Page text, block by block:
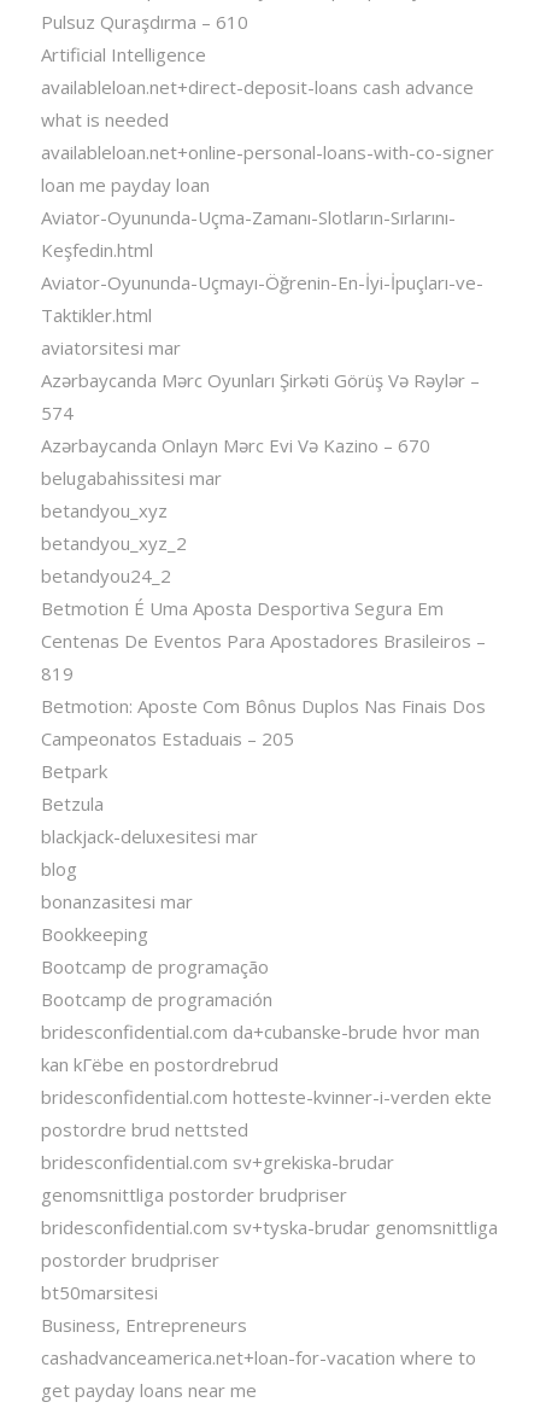
Pulsuz Quraşdırma – 610
Artificial Intelligence
availableloan.net+direct-deposit-loans cash advance
what is needed
availableloan.net+online-personal-loans-with-co-signer
loan me payday loan
Aviator-Oyununda-Uçma-Zamanı-Slotların-Sırlarını-
Keşfedin.html
Aviator-Oyununda-Uçmayı-Öğrenin-En-İyi-İpuçları-ve-
Taktikler.html
aviatorsitesi mar
Azərbaycanda Mərc Oyunları Şirkəti Görüş Və Rəylər –
574
Azərbaycanda Onlayn Mərc Evi Və Kazino – 670
belugabahissitesi mar
betandyou_xyz
betandyou_xyz_2
betandyou24_2
Betmotion É Uma Aposta Desportiva Segura Em
Centenas De Eventos Para Apostadores Brasileiros –
819
Betmotion: Aposte Com Bônus Duplos Nas Finais Dos
Campeonatos Estaduais – 205
Betpark
Betzula
blackjack-deluxesitesi mar
blog
bonanzasitesi mar
Bookkeeping
Bootcamp de programação
Bootcamp de programación
bridesconfidential.com da+cubanske-brude hvor man
kan kГёbe en postordrebrud
bridesconfidential.com hotteste-kvinner-i-verden ekte
postordre brud nettsted
bridesconfidential.com sv+grekiska-brudar
genomsnittliga postorder brudpriser
bridesconfidential.com sv+tyska-brudar genomsnittliga
postorder brudpriser
bt50marsitesi
Business, Entrepreneurs
cashadvanceamerica.net+loan-for-vacation where to
get payday loans near me